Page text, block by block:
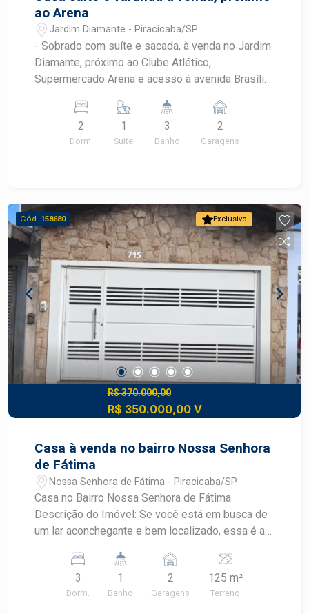
ao Arena
Jardim Diamante - Piracicaba/SP
- Sobrado com suíte e sacada, à venda no Jardim
Diamante, próximo ao Clube Atlético,
Supermercado Arena e acesso à avenida Brasília
com sacada e armários - O terreno tem 142,27 m²
e a construção 180,53 m² - O imóvel tem portão
automático, salas amplas para até 02 ambientes -
2
Dorm.
1
Suite
3
Banho
2
Garagens
Exclusivo
Cód. 158680
R$ 370.000,00
R$ 350.000,00 V
Casa à venda no bairro Nossa Senhora
de Fátima
Nossa Senhora de Fátima - Piracicaba/SP
Casa no Bairro Nossa Senhora de Fátima
Descrição do Imóvel: Se você está em busca de
um lar aconchegante e bem localizado, essa é a
venda no bairro Nossa Senhora de Fátima, em
Piracicaba/SP. - Dormitórios: 3 amplos
dormitórios, oferecendo conforto e privacidade
3
Dorm.
1
Banho
2
Garagens
125 m²
Terreno